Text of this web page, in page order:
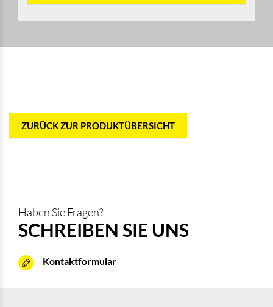
ZURÜCK ZUR PRODUKTÜBERSICHT
Haben Sie Fragen?
SCHREIBEN SIE UNS
Kontaktformular